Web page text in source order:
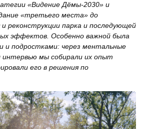
«Видение Дёмы‑2030» и
«третьего места» до
реконструкции парка и последующей
эффектов. Особенно важной была
и подростками: через ментальные
интервью мы собирали их опыт
его в решения по